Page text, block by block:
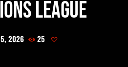
SEARCH
League
2026 25